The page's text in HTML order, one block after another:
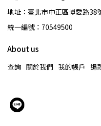
地址：臺北市中正區博愛路38
統一編號：70549500
About us
查詢 關於我們 我的帳戶 退